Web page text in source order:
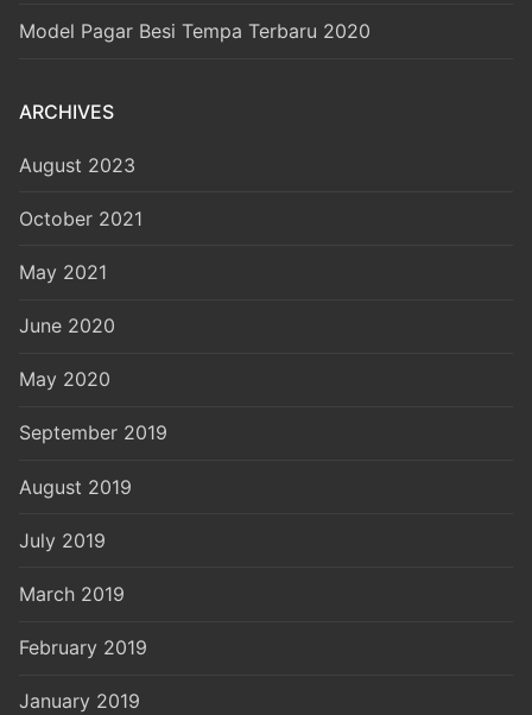
Model Pagar Besi Tempa Terbaru 2020
ARCHIVES
August 2023
October 2021
May 2021
June 2020
May 2020
September 2019
August 2019
July 2019
March 2019
February 2019
January 2019